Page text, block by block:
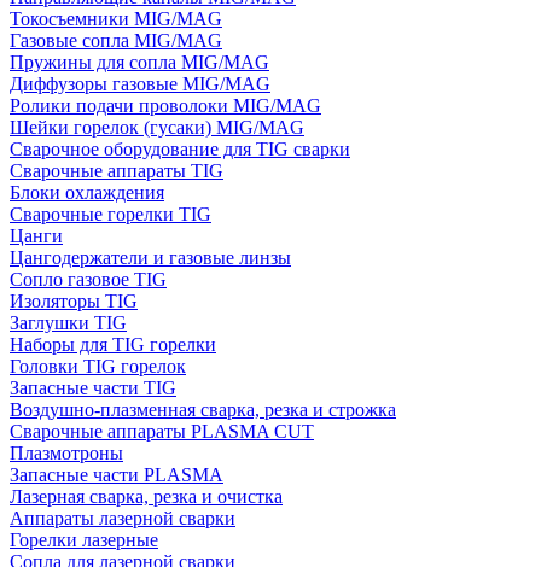
Токосъемники MIG/MAG
Газовые сопла MIG/MAG
Пружины для сопла MIG/MAG
Диффузоры газовые MIG/MAG
Ролики подачи проволоки MIG/MAG
Шейки горелок (гусаки) MIG/MAG
Сварочное оборудование для TIG сварки
Сварочные аппараты TIG
Блоки охлаждения
Сварочные горелки TIG
Цанги
Цангодержатели и газовые линзы
Сопло газовое TIG
Изоляторы TIG
Заглушки TIG
Наборы для TIG горелки
Головки TIG горелок
Запасные части TIG
Воздушно-плазменная сварка, резка и строжка
Сварочные аппараты PLASMA CUT
Плазмотроны
Запасные части PLASMA
Лазерная сварка, резка и очистка
Аппараты лазерной сварки
Горелки лазерные
Сопла для лазерной сварки